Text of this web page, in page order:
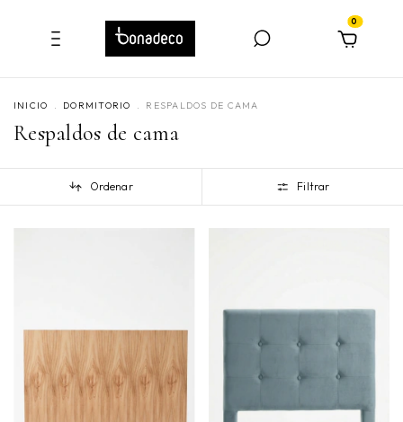
0
INICIO . DORMITORIO . RESPALDOS DE CAMA
Respaldos de cama
Ordenar Filtrar